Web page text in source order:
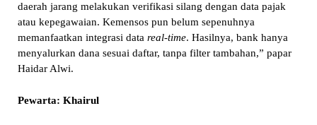
daerah jarang melakukan verifikasi silang dengan data pajak
atau kepegawaian. Kemensos pun belum sepenuhnya
memanfaatkan integrasi data real-time. Hasilnya, bank hanya
menyalurkan dana sesuai daftar, tanpa filter tambahan,” papar
Haidar Alwi.
Pewarta: Khairul